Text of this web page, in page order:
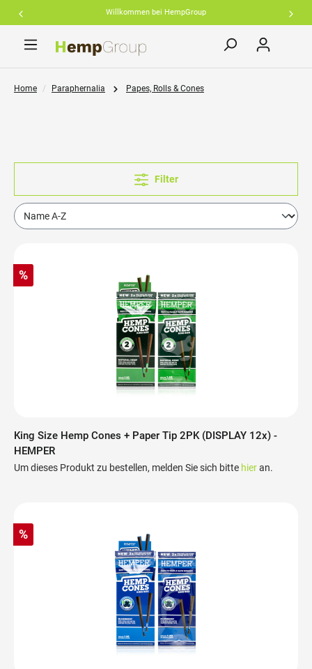
Willkommen bei HempGroup
springen
Home Paraphernalia Papes, Rolls & Cones
Filter
%
King Size Hemp Cones + Paper Tip 2PK (DISPLAY 12x) -
HEMPER
Um dieses Produkt zu bestellen, melden Sie sich bitte hieran.
%